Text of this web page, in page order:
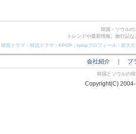
韓国・ソウルの
トレンドや最新情報、旅行記
韓国ドラマ・韓流ドラマ | KPOP | kpopプロフィール| 新大
会社紹介 プ
韓国とソウルの
Copyright(C)